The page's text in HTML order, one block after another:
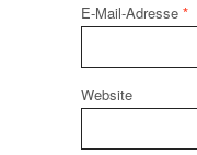
E-Mail-Adresse *
Website